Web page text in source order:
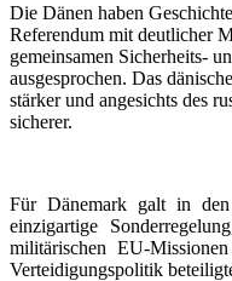
Die Dänen haben
Referendum mit deutlicher
gemeinsamen Sicherheits-
ausgesprochen. Das
stärker und angesichts des
sicherer.
Für Dänemark galt in
einzigartige
militärischen EU-
Verteidigungspolitik